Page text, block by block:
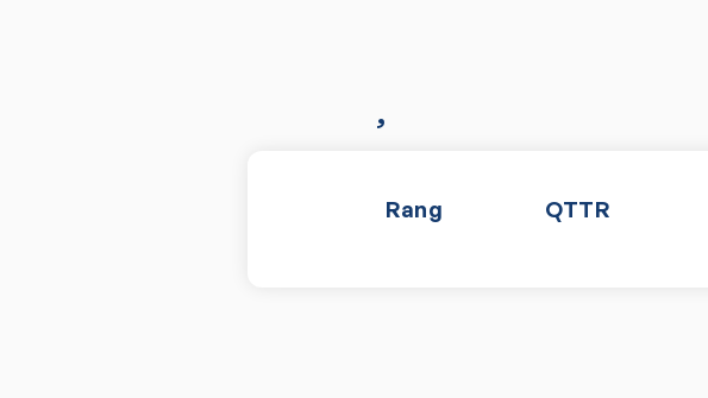
,
Rang QTTR